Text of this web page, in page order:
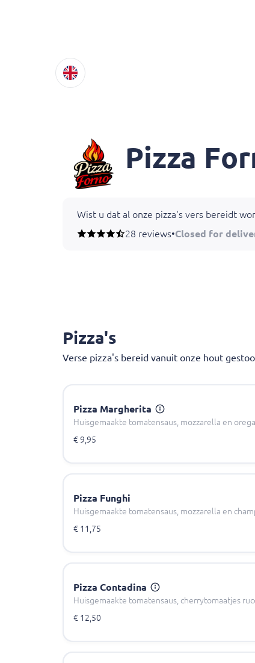
Pizza
Wist u dat al onze pizza's vers bereidt
Ja.. dat verschil proef je!
28 reviews•Closed for
Pizza's
Verse pizza's bereid vanuit onze hout
Pizza Margherita
Huisgemaakte tomatensaus, mozzarella en
€ 9,95
Pizza Funghi
Huisgemaakte tomatensaus, mozzarella en
€ 11,75
Pizza Contadina
Huisgemaakte tomatensaus, cherrytomaatjes
€ 12,50